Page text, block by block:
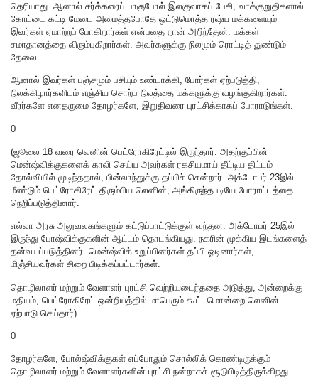
தெரியாது. ஆனால் சர்க்கரைப் பாகுபோல் இலகுவாகப் பேசி, வாக்குறுதிகளால்
கோட்டை கட்டி மேடை அமைத்தபோதே ஒட்டுமொத்த ரஷ்ய மக்களையும்
இவர்கள் ஏமாற்றப் போகிறார்கள் என்பதை நான் அறிந்தேன். மக்கள்
சமாதானத்தை விரும்புகிறார்கள். அவர்களுக்கு நிலமும் ரொட்டித் துண்டும்
தேவை.
ஆனால் இவர்கள் பஞ்சமும் பசியும் உண்டாக்கி, போர்கள் ஏற்படுத்தி,
நிலக்கிழார்களிடம் எஞ்சிய சொற்ப நிலத்தை மக்களுக்கு வழங்குகிறார்கள்.
வீரர்களே எனதருமை தோழர்களே, இறுதிவரை புரட்சிக்காகப் போராடுங்கள்.
0
(ஜூலை 18 வரை லெனின் பெட்ரோகிரேட்டில் இருந்தார். அதற்குப்பின்
மென்ஷ்விக்குகளைக் காலி செய்ய அவர்கள் ரகசியமாய் தீட்டிய திட்டம்
தோல்வியில் முடிந்ததால், பின்லாந்துக்கு தப்பிச் சென்றார். அக்டோபர் 23இல்
மீண்டும் பெட்ரோகிரேட் திரும்பிய லெனின், அங்கிருந்தபடியே போராட்டத்தை
நெறிப்படுத்தினார்.
எல்லா அரசு அலுவலகங்களும் கட்டுப்பாட்டுக்குள் வந்தன. அக்டோபர் 25இல்
இருந்து போஷ்விக்குகளின் ஆட்டம் தொடங்கியது. நகரின் முக்கிய இடங்களைத்
தன்வயப்படுத்தினர். மென்ஷ்விக் உறுப்பினர்கள் தப்பி ஓடினார்கள்,
மிஞ்சியவர்கள் சிறை பிடிக்கப்பட்டார்கள்.
தொழிலாளர் மற்றும் வேளாளர் புரட்சி வெற்றியடைந்ததை அடுத்து, அன்றைக்கு
மதியம், பெட்ரோகிரேட் ஒன்றியத்தில் மாபெரும் கூட்டமொன்றை லெனின்
ஏற்பாடு செய்தார்).
0
தோழர்களே, போல்ஷ்விக்குகள் எப்போதும் சொல்லிக் கொண்டிருக்கும்
தொழிலாளர் மற்றும் வேளாளர்களின் புரட்சி நன்றாகச் சூடுபிடித்திருக்கிறது.